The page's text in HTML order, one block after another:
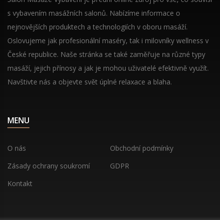
s vybavením masážních salonů. Nabízíme informace o
nejnovějších produktech a technologiích v oboru masáží.
Oslovujeme jak profesionální maséry, tak i milovníky wellness v
České republice. Naše stránka se také zaměřuje na různé typy
masáží, jejich přínosy a jak je mohou uživatelé efektivně využít.
Navštivte nás a objevte svět úplné relaxace a blaha.
MENU
O nás
Obchodní podmínky
Zásady ochrany soukromí
GDPR
Kontakt